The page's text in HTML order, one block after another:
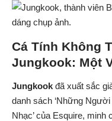
Cá Tính Không
Jungkook: Một
Jungkook đã xuất sắc
danh sách ‘Những
Nhạc’ của Esquire,